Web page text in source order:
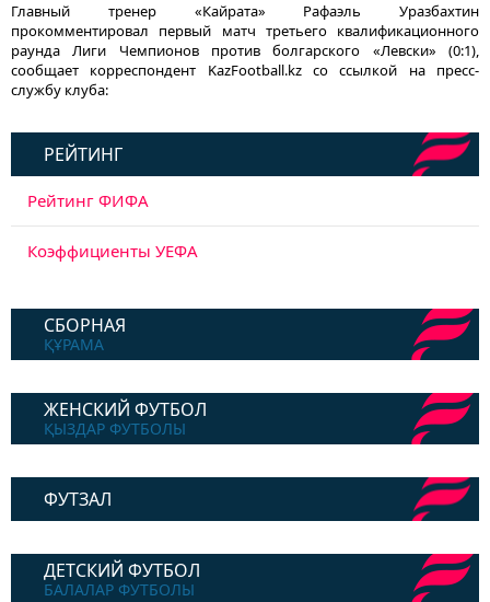
Главный тренер «Кайрата» Рафаэль Уразбахтин
прокомментировал первый матч третьего квалификационного
раунда Лиги Чемпионов против болгарского «Левски» (0:1),
сообщает корреспондент KazFootball.kz со ссылкой на пресс-
службу клуба:
РЕЙТИНГ
Рейтинг ФИФА
Коэффициенты УЕФА
СБОРНАЯ
ҚҰРАМА
ЖЕНСКИЙ ФУТБОЛ
ҚЫЗДАР ФУТБОЛЫ
ФУТЗАЛ
ДЕТСКИЙ ФУТБОЛ
БАЛАЛАР ФУТБОЛЫ